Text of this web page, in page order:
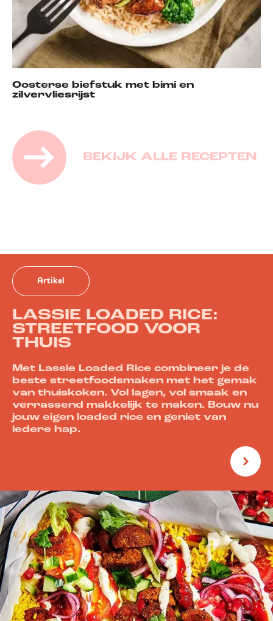
Oosterse biefstuk met bimi en
zilvervliesrijst
BEKIJK ALLE RECEPTEN
Artikel
LASSIE LOADED RICE:
STREETFOOD VOOR
THUIS
Met Lassie Loaded Rice combineer je de
beste streetfoodsmaken met het gemak
van thuiskoken. Vol lagen, vol smaak en
verrassend makkelijk te maken. Bouw nu
jouw eigen loaded rice en geniet van
iedere hap.